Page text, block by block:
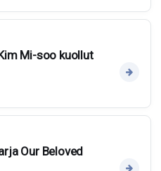
Mi-soo kuollut
Our Beloved